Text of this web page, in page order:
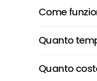
Come
Quanto
Quanto